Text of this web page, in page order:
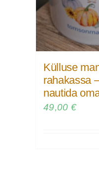
Külluse
rahakassa
nautida
49,00 €